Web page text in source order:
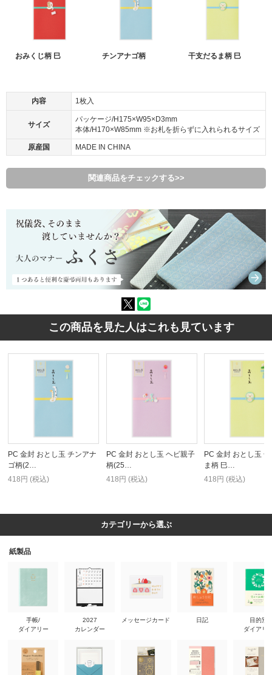
おみくじ柄 巳 チンアナゴ柄 干支だるま柄 巳
内容 1枚入
サイズ
パッケージ/H175×W95×D3mm
本体/H170×W85mm ※お札を折らずに入れられるサイズ
原産国 MADE IN CHINA
関連商品をチェックする>>
この商品を見た人はこれも見ています
PC 金封 おとし玉 チンアナ
ゴ柄(2…
418円 (税込)
PC 金封 おとし玉 ヘビ親子
柄(25…
418円 (税込)
PC 金封 おとし玉
ま柄 巳…
418円 (税込)
カテゴリーから選ぶ
紙製品
手帳/
ダイアリー
2027
カレンダー
メッセージカード 日記
目的別
ダイアリ